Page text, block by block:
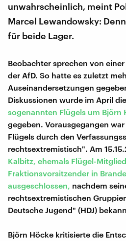
unwahrscheinlich, meint
Marcel Lewandowsky:
für beide Lager.
Beobachter sprechen von
der AfD. So hatte es zuletzt
Auseinandersetzungen
Diskussionen wurde im April die
sogenannten Flügels um Björn
gegeben. Vorausgegangen
Flügels durch den
rechtsextremistisch". Am
Kalbitz, ehemals Flügel-
Fraktionsvorsitzender in
ausgeschlossen, nachdem
rechtsextremistischen
Deutsche Jugend" (HDJ)
Björn Höcke kritisierte die